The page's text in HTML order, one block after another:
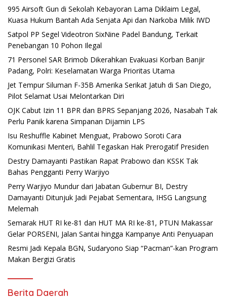
995 Airsoft Gun di Sekolah Kebayoran Lama Diklaim Legal,
Kuasa Hukum Bantah Ada Senjata Api dan Narkoba Milik IWD
Satpol PP Segel Videotron SixNine Padel Bandung, Terkait
Penebangan 10 Pohon Ilegal
71 Personel SAR Brimob Dikerahkan Evakuasi Korban Banjir
Padang, Polri: Keselamatan Warga Prioritas Utama
Jet Tempur Siluman F-35B Amerika Serikat Jatuh di San Diego,
Pilot Selamat Usai Melontarkan Diri
OJK Cabut Izin 11 BPR dan BPRS Sepanjang 2026, Nasabah Tak
Perlu Panik karena Simpanan Dijamin LPS
Isu Reshuffle Kabinet Menguat, Prabowo Soroti Cara
Komunikasi Menteri, Bahlil Tegaskan Hak Prerogatif Presiden
Destry Damayanti Pastikan Rapat Prabowo dan KSSK Tak
Bahas Pengganti Perry Warjiyo
Perry Warjiyo Mundur dari Jabatan Gubernur BI, Destry
Damayanti Ditunjuk Jadi Pejabat Sementara, IHSG Langsung
Melemah
Semarak HUT RI ke-81 dan HUT MA RI ke-81, PTUN Makassar
Gelar PORSENI, Jalan Santai hingga Kampanye Anti Penyuapan
Resmi Jadi Kepala BGN, Sudaryono Siap “Pacman”-kan Program
Makan Bergizi Gratis
Berita Daerah